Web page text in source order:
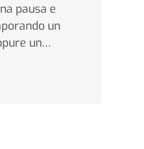
pausa e
un
un…